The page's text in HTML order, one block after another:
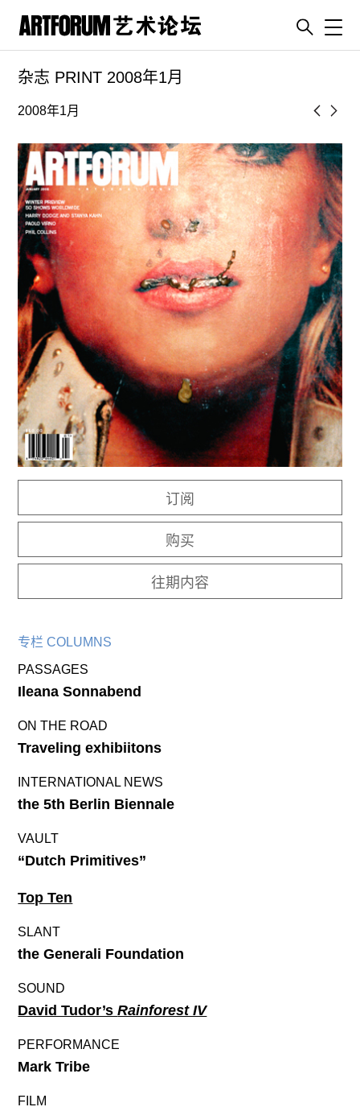
artguide
新闻
杂志
专栏
视频
ENGLISH
ART & EDUCATION
广告
订阅
往期内容
联系我们
关注我们
杂志 PRINT 2008年1月
2008年1月
订阅
购买
往期内容
专栏 COLUMNS
PASSAGES
Ileana Sonnabend
ON THE ROAD
Traveling exhibiitons
INTERNATIONAL NEWS
the 5th Berlin Biennale
VAULT
“Dutch Primitives”
Top Ten
SLANT
the Generali Foundation
SOUND
David Tudor’sRainforest IV
PERFORMANCE
Mark Tribe
FILM